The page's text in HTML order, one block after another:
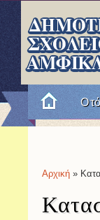
Ο
Είστε
Αρχική »